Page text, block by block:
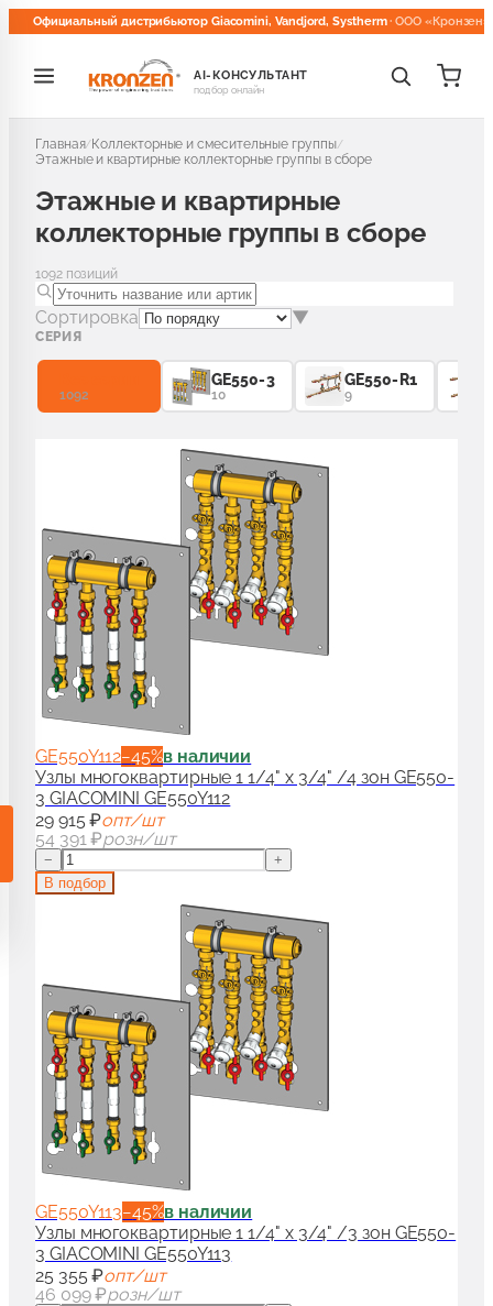
Официальный дистрибьютор Giacomini, Vandjord, Systherm · ООО «Кронзен»
AI-КОНСУЛЬТАНТ
подбор онлайн
Главная/Коллекторные и смесительные группы/
Этажные и квартирные коллекторные группы в сборе
Этажные и квартирные
коллекторные группы в сборе
1092позиций
Сортировка ▼
СЕРИЯ
1092
GE550-3
10
GE550-R1
9
GE550Y112−45%в наличии
Узлы многоквартирные 1 1/4" x 3/4" /4 зон GE550-
3 GIACOMINI GE550Y112
29 915 ₽опт/шт
54 391 ₽розн/шт
−
+
В подбор
GE550Y113−45%в наличии
Узлы многоквартирные 1 1/4" x 3/4" /3 зон GE550-
3 GIACOMINI GE550Y113
25 355 ₽опт/шт
46 099 ₽розн/шт
ДЛЯ РАДИАТОРОВ
головки и терморегуляторы 30
клапаны для радиаторов
и отсечные клапаны для радиаторов 81
комплекты для радиаторов
гарнитуры для радиаторов
для дизайн-радиаторов
и комплектующие для радиаторов